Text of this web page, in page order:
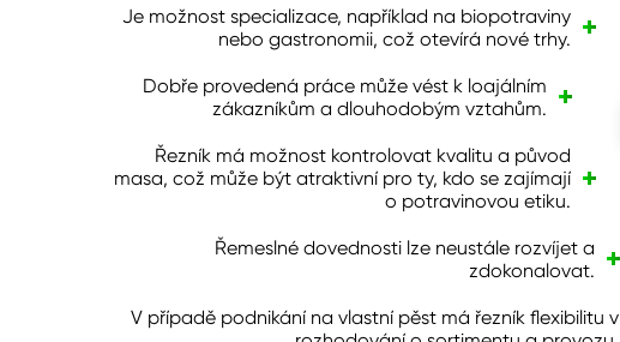
Je možnost specializace, například na biopotraviny
nebo gastronomii, což otevírá nové trhy.
Dobře provedená práce může vést k loajálním
zákazníkům a dlouhodobým vztahům.
Řezník má možnost kontrolovat kvalitu a původ
masa, což může být atraktivní pro ty, kdo se zajímají
o potravinovou etiku.
Řemeslné dovednosti lze neustále rozvíjet a
zdokonalovat.
V případě podnikání na vlastní pěst má řezník flexibilitu v